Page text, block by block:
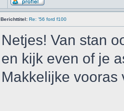
Berichttitel: Re: '56 ford f100
Netjes! Van stan
en kijk even of je
Makkelijke vooras